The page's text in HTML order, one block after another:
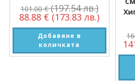
101.00€ (197.54 лв.)
88.88 € (173.83 лв.)
Добавяне в
количката